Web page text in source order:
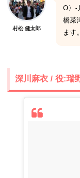
村松 健太郎
O〉-
橋菜
ます。
深川麻衣 / 役:瑞